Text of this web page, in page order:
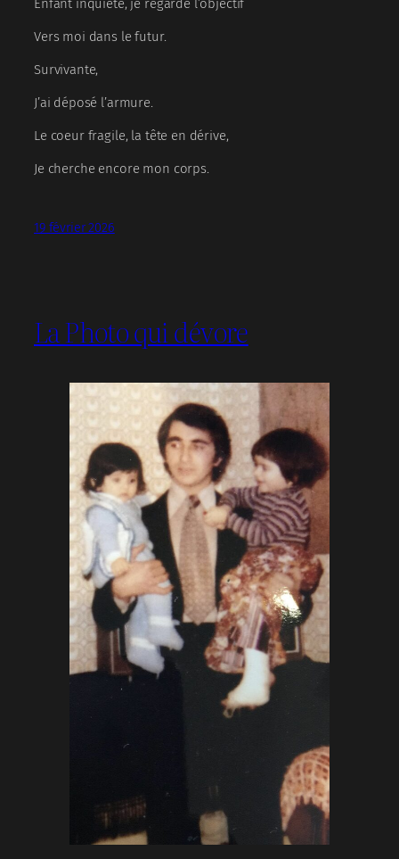
Enfant inquiète, je regarde l’objectif
Vers moi dans le futur.
Survivante,
J’ai déposé l’armure.
Le coeur fragile, la tête en dérive,
Je cherche encore mon corps.
19 février 2026
La Photo qui dévore